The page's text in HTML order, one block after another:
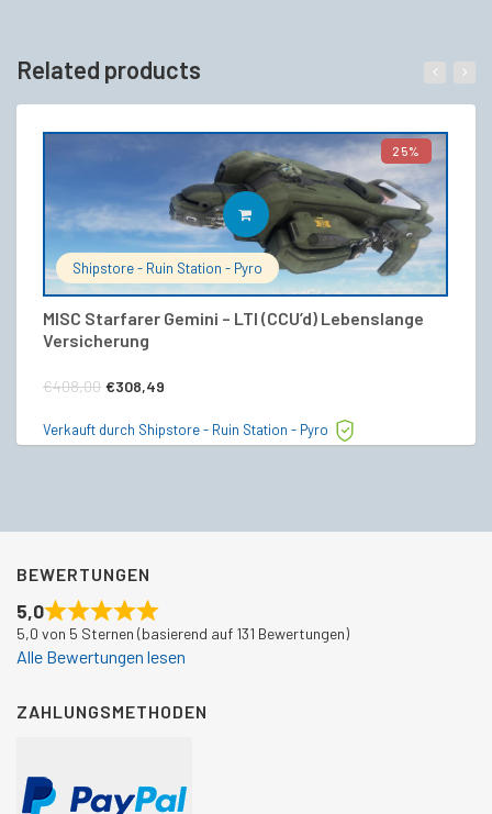
Related products
25%
Shipstore - Ruin Station - Pyro
MISC Starfarer Gemini – LTI (CCU’d) Lebenslange
Versicherung
€408,00 Ursprünglicher
war:
€308,49
ist:
IN DEN WARENKORB
Verkauft durch Shipstore - Ruin Station - Pyro
BEWERTUNGEN
5,0
5,0 von 5 Sternen (basierend auf 131 Bewertungen)
Alle Bewertungen lesen
ZAHLUNGSMETHODEN